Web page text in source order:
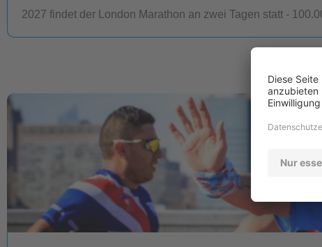
2027 findet der London Marathon an zwei Tagen statt -